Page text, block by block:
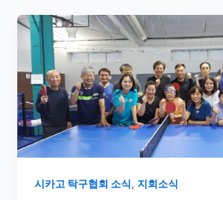
시카고 탁구협회 소식,지회소식